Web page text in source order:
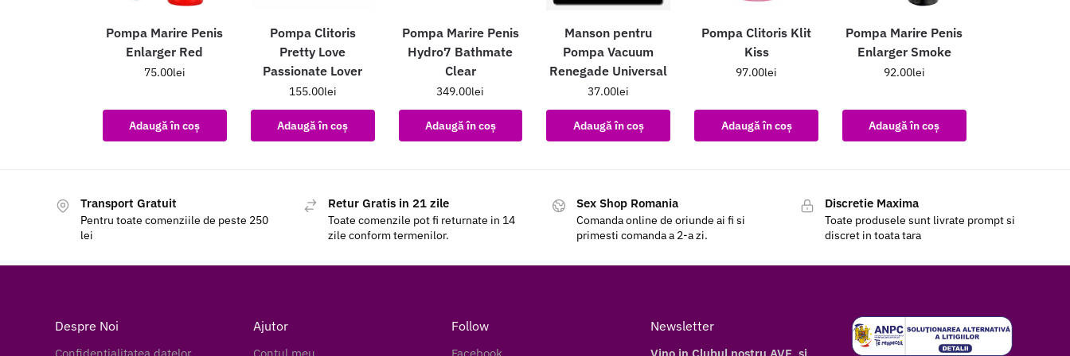
Pompa Marire Penis
Enlarger Red
75.00lei
Adaugă în coș
Pompa Clitoris
Pretty Love
Passionate Lover
155.00lei
Adaugă în coș
Pompa Marire Penis
Hydro7 Bathmate
Clear
349.00lei
Adaugă în coș
Manson pentru
Pompa Vacuum
Renegade Universal
37.00lei
Adaugă în coș
Pompa Clitoris Klit
Kiss
97.00lei
Adaugă în coș
Pompa Marire Penis
Enlarger Smoke
92.00lei
Adaugă în coș
Transport Gratuit
Pentru toate comenziile de peste 250
lei
Retur Gratis in 21 zile
Toate comenzile pot fi returnate in 14
zile conform termenilor.
Sex Shop Romania
Comanda online de oriunde ai fi si
primesti comanda a 2-a zi.
Discretie Maxima
Toate produsele sunt livrate prompt si
discret in toata tara
Despre Noi Ajutor Follow Newsletter